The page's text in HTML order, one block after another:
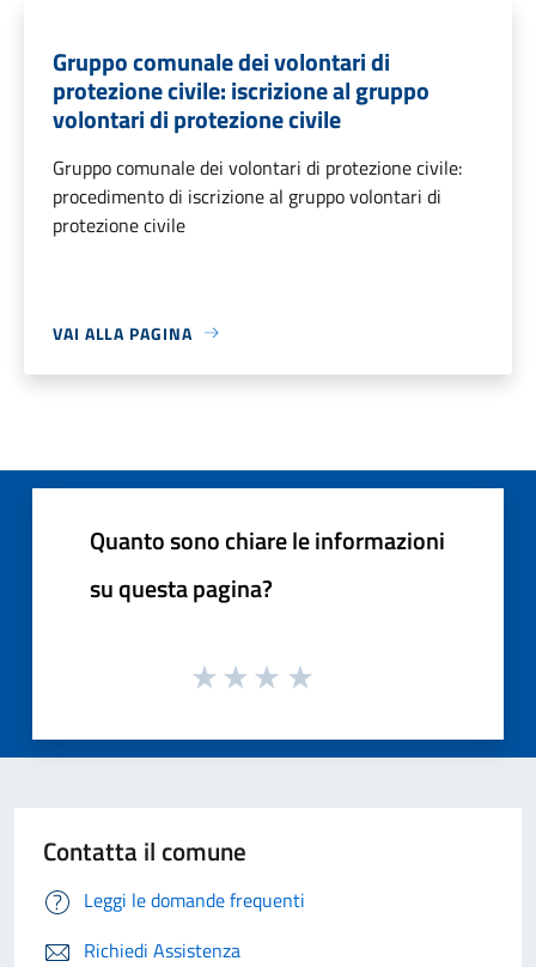
Gruppo comunale dei volontari di
protezione civile: iscrizione al gruppo
volontari di protezione civile
Gruppo comunale dei volontari di protezione civile:
procedimento di iscrizione al gruppo volontari di
protezione civile
VAI ALLA PAGINA
Quanto sono chiare le informazioni
su questa pagina?
Contatta il comune
Leggi le domande frequenti
Richiedi Assistenza